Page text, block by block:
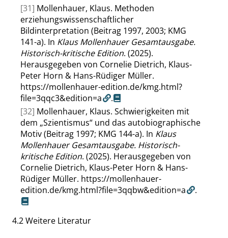
[31] Mollenhauer, Klaus. Methoden
erziehungswissenschaftlicher
Bildinterpretation (Beitrag 1997, 2003; KMG
141-a). In Klaus Mollenhauer Gesamtausgabe.
Historisch-kritische Edition. (2025).
Herausgegeben von Cornelie Dietrich, Klaus-
Peter Horn & Hans-Rüdiger Müller.
https://mollenhauer-edition.de/kmg.html?
file=3qqc3&edition=a
.
[32] Mollenhauer, Klaus. Schwierigkeiten mit
dem „Szientismus“ und das autobiographische
Motiv (Beitrag 1997; KMG 144-a). In Klaus
Mollenhauer Gesamtausgabe. Historisch-
kritische Edition. (2025). Herausgegeben von
Cornelie Dietrich, Klaus-Peter Horn & Hans-
Rüdiger Müller. https://mollenhauer-
edition.de/kmg.html?file=3qqbw&edition=a
.
4.2Weitere Literatur